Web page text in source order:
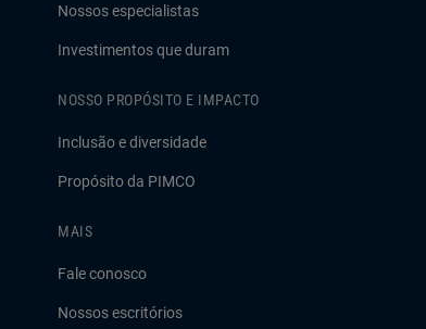
Nossos especialistas
Investimentos que duram
NOSSO PROPÓSITO E IMPACTO
Inclusão e diversidade
Propósito da PIMCO
MAIS
Fale conosco
Nossos escritórios